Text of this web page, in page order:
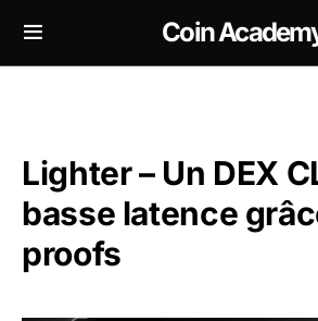
Coin
Lighter – Un DEX
basse latence
proofs